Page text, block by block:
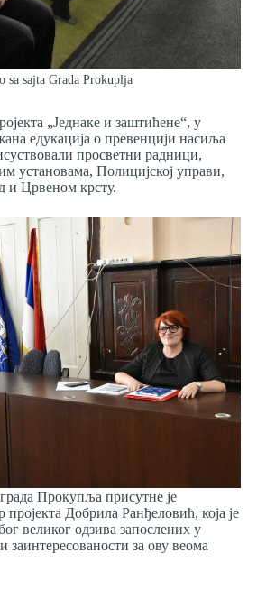
sa sajta Grada Prokuplja
„Једнаке и заштићене“, у
едукација о превенцији насиља
просветни радници,
установама, Полицијској управи,
и Црвеном крсту.
Прокупља присутне је
пројекта Добрила Ранђеловић, која је
великог одзива запослених у
за ову веома